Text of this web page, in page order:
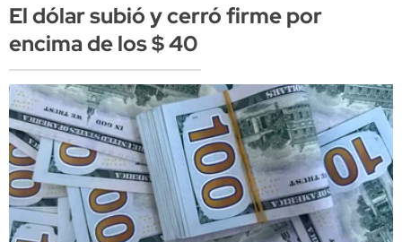
El dólar subió y cerró firme por
encima de los $ 40